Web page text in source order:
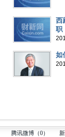
西
职
如
腾讯微博（0）